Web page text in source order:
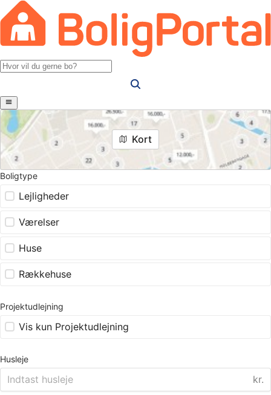
Kort
Boligtype
Lejligheder
Værelser
Huse
Rækkehuse
Projektudlejning
Vis kun Projektudlejning
Husleje
kr.